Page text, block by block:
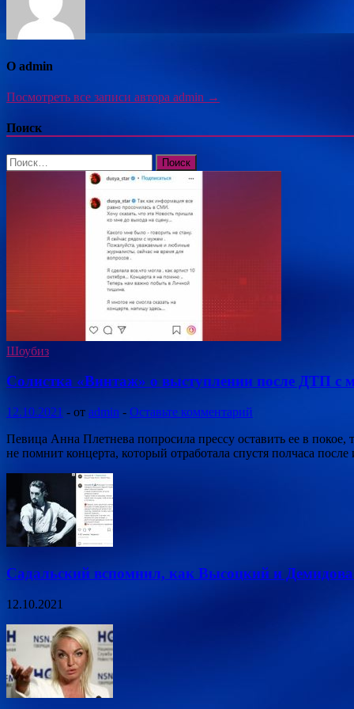
О admin
Посмотреть все записи автора admin →
Поиск
Найти:
Шоубиз
Солистка «Винтаж» о выступлении после ДТП с
12.10.2021 - от admin - Оставьте комментарий
Певица Анна Плетнева попросила прессу оставить ее в
не помнит концерта, который отработала спустя полчаса
Садальский вспомнил, как Высоцкий и
12.10.2021